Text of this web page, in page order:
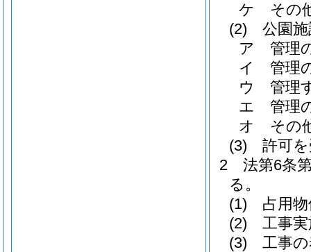
ケ
その
(2)
公園
ア
管理
イ
管理
ウ
管理
エ
管理
オ
その
(3)
許可
2
法第6条
る。
(1)
占用
(2)
工事
(3)
工事